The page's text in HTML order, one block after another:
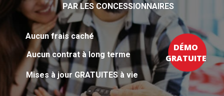
Mises à jour GRATUITES à vie
GRATUITE
DÉMO
PAR LES CONCESSIONNAIRES
Aucun frais caché
Aucun contrat à long terme